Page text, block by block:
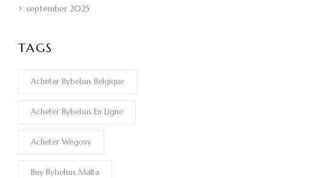
september 2025
TAGS
Acheter Rybelsus Belgique
Acheter Rybelsus En Ligne
Acheter Wegovy
Buy Rybelsus Malta